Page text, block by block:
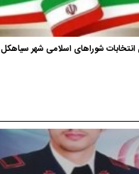
انتخابات شوراهای اسلامی شهر سیاهکل